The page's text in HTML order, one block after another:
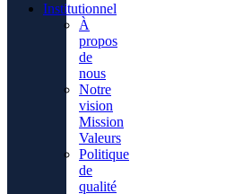
Institutionnel
À
propos
de
nous
Notre
vision
Mission
Valeurs
Politique
de
qualité